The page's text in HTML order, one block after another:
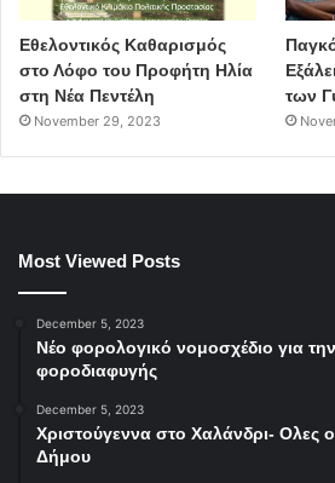
Εθελοντικός Καθαρισμός
στο Λόφο του Προφήτη Ηλία
στη Νέα Πεντέλη
November 29, 2023
των
Most Viewed Posts
December 5, 2023
Νέο φορολογικό νομοσχέδιο για
φοροδιαφυγής
December 5, 2023
Χριστούγεννα στο Χαλάνδρι- Ολες
Δήμου